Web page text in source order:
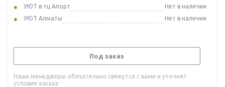
УЮТ в тц Апорт
Нет в наличии
УЮТ Алматы
Нет в наличии
Под заказ
Наши менеджеры обязательно свяжутся с вами и уточнят
условия заказа